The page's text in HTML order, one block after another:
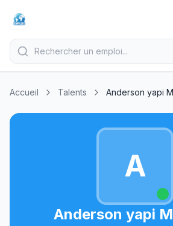
Accueil Talents Anderson yapi
A
Anderson yapi